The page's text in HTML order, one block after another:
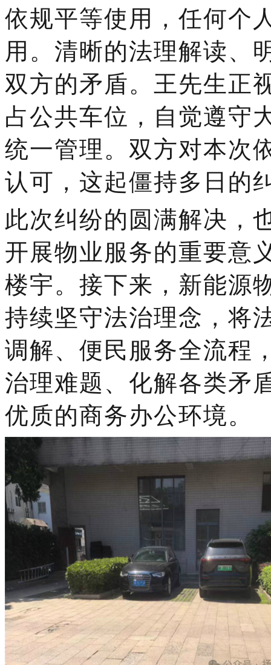
依规平等使用，任何个
用。清晰的法理解读、
双方的矛盾。王先生正
占公共车位，自觉遵守
统一管理。双方对本次
认可，这起僵持多日的
此次纠纷的圆满解决，
开展物业服务的重要意
楼宇。 接下来 ，新能源
持续坚守法治理念，将
调解、便民服务全流程
治理难题、化解各类矛
优质的商务办公环境。